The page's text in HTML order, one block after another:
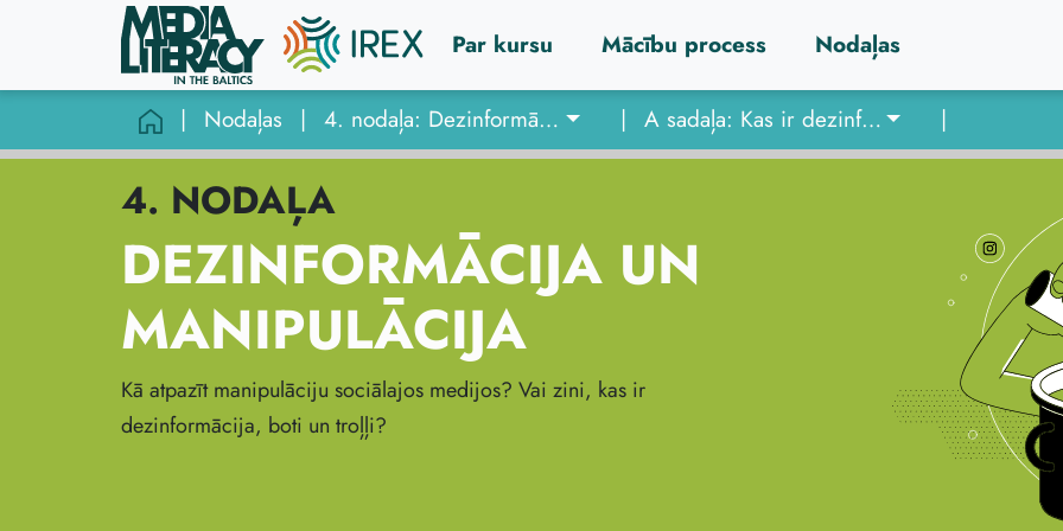
Par kursu Mācību process Nodaļas
| Nodaļas | 4. nodaļa: Dezinformācija un manipulācija | A sadaļa: Kas ir dezinformācija? |
4. NODAĻA
DEZINFORMĀCIJA UN
MANIPULĀCIJA
Kā atpazīt manipulāciju sociālajos medijos? Vai zini, kas ir
dezinformācija, boti un troļļi?